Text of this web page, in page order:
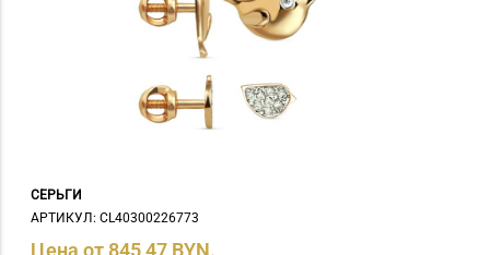
СЕРЬГИ
АРТИКУЛ: СL40300226773
Цена от 845,47 BYN.